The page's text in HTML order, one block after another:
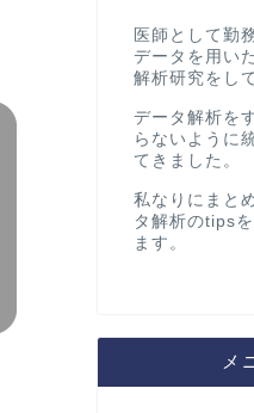
医師として勤
データを用い
解析研究をし
データ解析を
らないように
てきました。
私なりにまと
タ解析のtips
ます。
メ